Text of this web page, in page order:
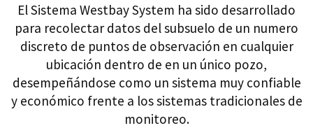
El Sistema Westbay System ha sido desarrollado
para recolectar datos del subsuelo de un numero
discreto de puntos de observación en cualquier
ubicación dentro de en un único pozo,
desempeñándose como un sistema muy confiable
y económico frente a los sistemas tradicionales de
monitoreo.